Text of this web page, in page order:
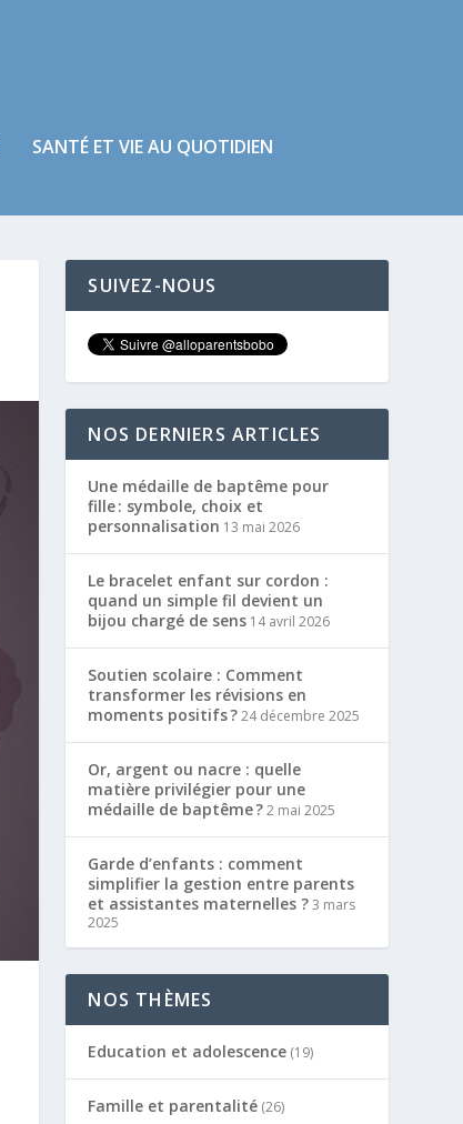
SANTÉ ET VIE AU QUOTIDIEN
SUIVEZ-NOUS
NOS DERNIERS ARTICLES
Une médaille de baptême pour
fille : symbole, choix et
personnalisation 13 mai 2026
Le bracelet enfant sur cordon :
quand un simple fil devient un
bijou chargé de sens 14 avril 2026
Soutien scolaire : Comment
transformer les révisions en
moments positifs ?24 décembre 2025
Or, argent ou nacre : quelle
matière privilégier pour une
médaille de baptême ?2 mai 2025
Garde d’enfants : comment
simplifier la gestion entre parents
et assistantes maternelles ?3 mars
2025
NOS THÈMES
Education et adolescence (19)
Famille et parentalité (26)